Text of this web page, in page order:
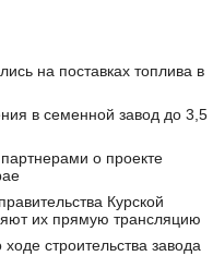
на поставках топлива в
в семенной завод до 3,5
о проекте
Курской
их прямую трансляцию
строительства завода